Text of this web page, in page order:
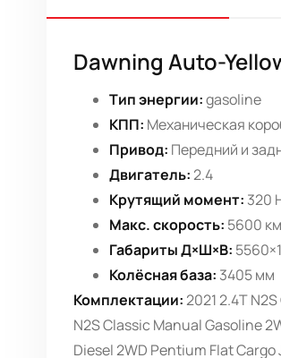
Dawning Auto-
Тип энергии:gasoline
КПП: Механическая
Привод: Передний и
Двигатель:2.4
Крутящий момент: 320
Макс. скорость: 5600
Габариты Д×Ш×В:
Колёсная база: 3405 мм
Комплектации:2021 2.4T
N2S Classic Manual Gasoline
Diesel 2WD Pentium Flat Cargo